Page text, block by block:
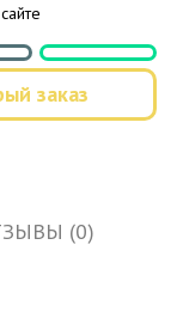
заказ
(0)